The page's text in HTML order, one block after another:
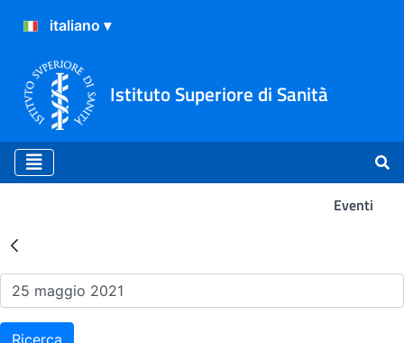
Istituto Superiore di Sanità
Eventi
Risultati della Ricerca -
Ricerca